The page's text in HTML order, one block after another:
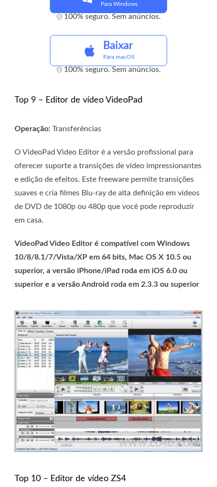
Para Windows
100% seguro. Sem anúncios.
Baixar
Para macOS
100% seguro. Sem anúncios.
Top 9 – Editor de vídeo VideoPad
Operação: Transferências
O VideoPad Video Editor é a versão profissional para
oferecer suporte a transições de vídeo impressionantes
e edição de efeitos. Este freeware permite transições
suaves e cria filmes Blu-ray de alta definição em vídeos
de DVD de 1080p ou 480p que você pode reproduzir
em casa.
VideoPad Video Editor é compatível com Windows
10/8/8.1/7/Vista/XP em 64 bits, Mac OS X 10.5 ou
superior, a versão iPhone/iPad roda em iOS 6.0 ou
superior e a versão Android roda em 2.3.3 ou superior
Top 10 – Editor de vídeo ZS4